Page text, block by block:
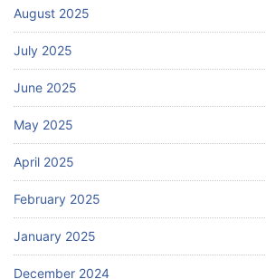
August 2025
July 2025
June 2025
May 2025
April 2025
February 2025
January 2025
December 2024